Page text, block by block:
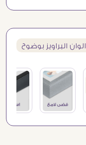
الوان البراويز بوضوح